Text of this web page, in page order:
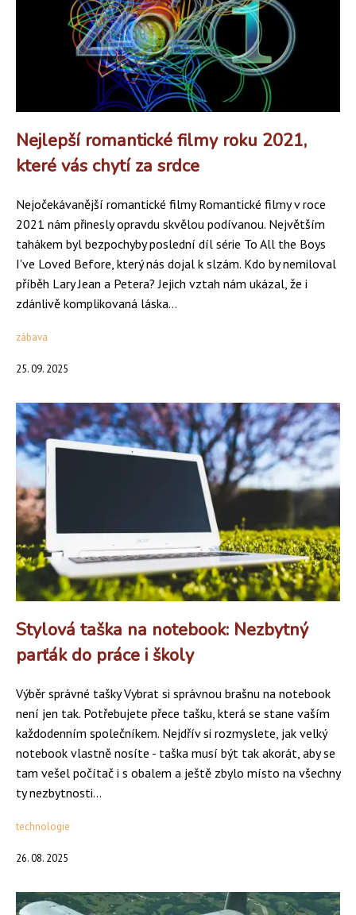
Nejlepší romantické filmy roku 2021,
které vás chytí za srdce
Nejočekávanější romantické filmy Romantické filmy v roce
2021 nám přinesly opravdu skvělou podívanou. Největším
tahákem byl bezpochyby poslední díl série To All the Boys
I've Loved Before, který nás dojal k slzám. Kdo by nemiloval
příběh Lary Jean a Petera? Jejich vztah nám ukázal, že i
zdánlivě komplikovaná láska...
zábava
25. 09. 2025
Stylová taška na notebook: Nezbytný
parťák do práce i školy
Výběr správné tašky Vybrat si správnou brašnu na notebook
není jen tak. Potřebujete přece tašku, která se stane vaším
každodenním společníkem. Nejdřív si rozmyslete, jak velký
notebook vlastně nosíte - taška musí být tak akorát, aby se
tam vešel počítač i s obalem a ještě zbylo místo na všechny
ty nezbytnosti...
technologie
26. 08. 2025